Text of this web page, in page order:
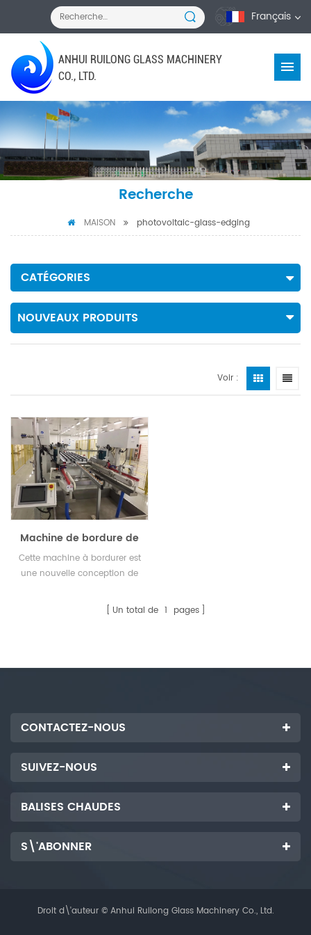
Français
ANHUI RUILONG GLASS MACHINERY
CO., LTD.
Recherche
MAISON photovoltaic-glass-edging
CATÉGORIES
NOUVEAUX PRODUITS
Voir :
Machine de bordure de
verre solaire
Cette machine à bordurer est
une nouvelle conception de
dans la bordure et leUn total de 1 pages
CONTACTEZ-NOUS
SUIVEZ-NOUS
BALISES CHAUDES
S\'ABONNER
Droit d\'auteur © Anhui Ruilong Glass Machinery Co., Ltd.